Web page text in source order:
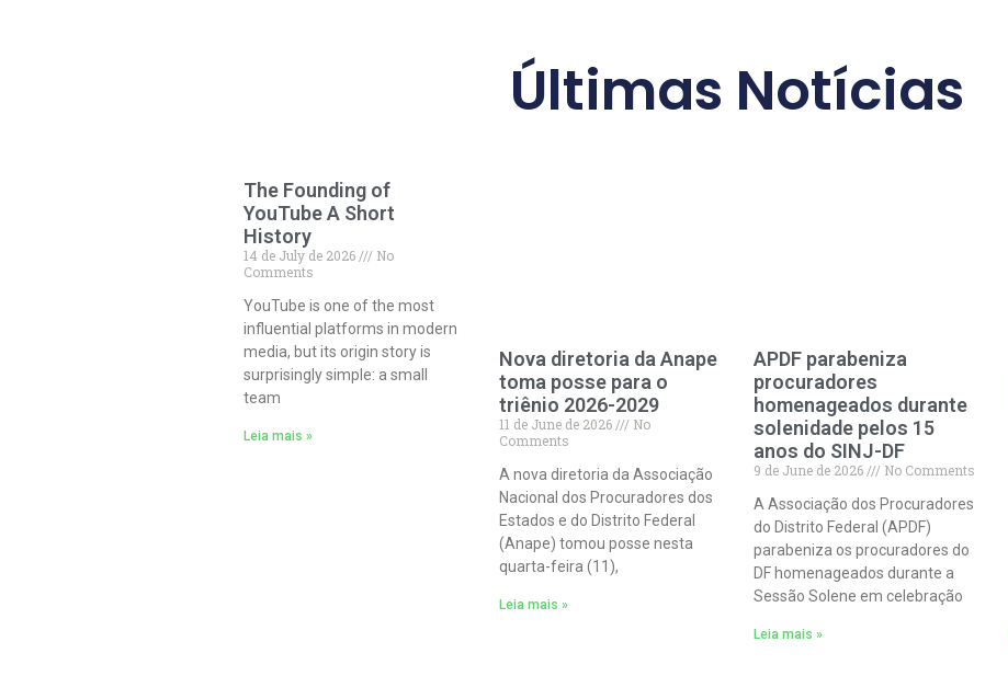
Últimas Notícias
The Founding of
YouTube A Short
History
14 de July de 2026
No
Comments
YouTube is one of the most
influential platforms in modern
media, but its origin story is
surprisingly simple: a small
team
Leia mais »
Nova diretoria da Anape
toma posse para o
triênio 2026-2029
11 de June de 2026
No
Comments
A nova diretoria da Associação
Nacional dos Procuradores dos
Estados e do Distrito Federal
(Anape) tomou posse nesta
quarta-feira (11),
Leia mais »
APDF parabeniza
procuradores
homenageados durante
solenidade pelos 15
anos do SINJ-DF
9 de June de 2026
No Comments
A Associação dos Procuradores
do Distrito Federal (APDF)
parabeniza os procuradores do
DF homenageados durante a
Sessão Solene em celebração
Leia mais »